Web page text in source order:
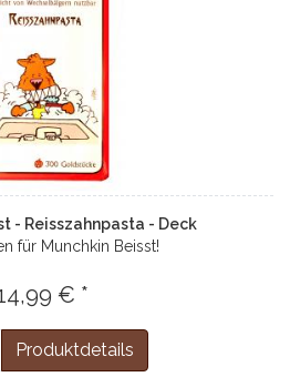
- Reisszahnpasta - Deck
für Munchkin Beisst!
€ *
Produktdetails